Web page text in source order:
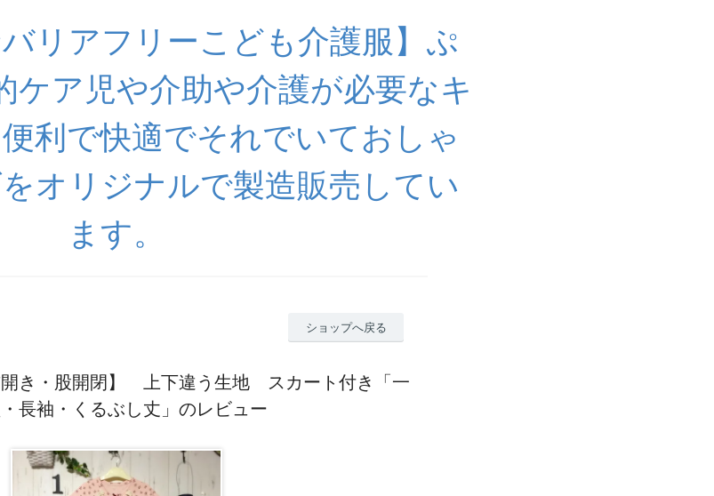
リアフリーこども介護服】ぷ
ア児や介助や介護が必要なキ
利で快適でそれでいておしゃ
オリジナルで製造販売してい
ます。
ショップへ戻る
き・股開閉】 上下違う生地 スカート付き「一
長袖・くるぶし丈」のレビュー